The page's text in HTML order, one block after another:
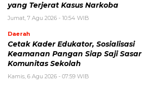
yang Terjerat Kasus Narkoba
Jumat, 7 Agu 2026 - 10:54 WIB
Daerah
Cetak Kader Edukator, Sosialisasi
Keamanan Pangan Siap Saji Sasar
Komunitas Sekolah
Kamis, 6 Agu 2026 - 07:59 WIB